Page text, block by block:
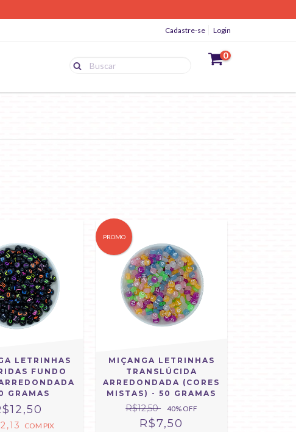
Cadastre-se Login
0
LETRINHAS
FUNDO
GRAMAS
COM PIX
PROMO
MIÇANGA LETRINHAS
TRANSLÚCIDA
ARREDONDADA (CORES
MISTAS) - 50 GRAMAS
R$12,50 40% OFF
R$7,50